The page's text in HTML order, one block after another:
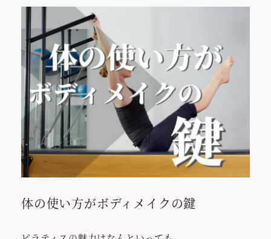
体の使い方がボディメイクの鍵